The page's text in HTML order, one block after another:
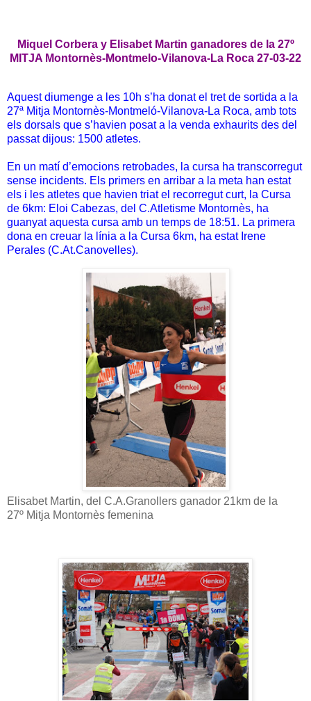
Miquel Corbera y Elisabet Martin ganadores de la 27º
MITJA Montornès-Montmelo-Vilanova-La Roca 27-03-22
Aquest diumenge a les 10h s’ha donat el tret de sortida a la
27ª Mitja Montornès-Montmeló-Vilanova-La Roca, amb tots
els dorsals que s’havien posat a la venda exhaurits des del
passat dijous: 1500 atletes.
En un matí d’emocions retrobades, la cursa ha transcorregut
sense incidents. Els primers en arribar a la meta han estat
els i les atletes que havien triat el recorregut curt, la Cursa
de 6km: Eloi Cabezas, del C.Atletisme Montornès, ha
guanyat aquesta cursa amb un temps de 18:51. La primera
dona en creuar la línia a la Cursa 6km, ha estat Irene
Perales (C.At.Canovelles).
Elisabet Martin, del C.A.Granollers ganador 21km de la
27º Mitja Montornès femenina